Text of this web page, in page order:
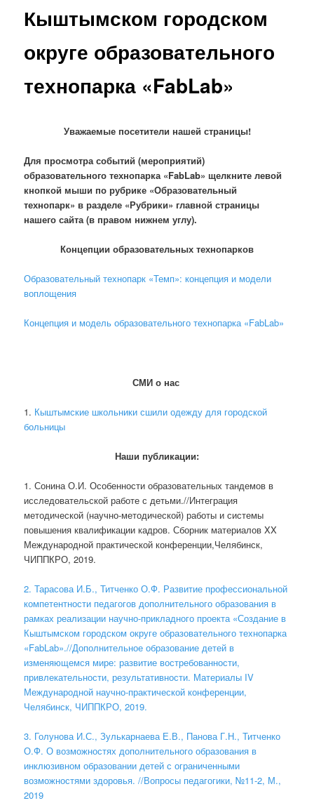
Кыштымском городском
округе образовательного
технопарка «FabLab»
Уважаемые посетители нашей страницы!
Для просмотра событий (мероприятий)
образовательного технопарка «FabLab» щелкните левой
кнопкой мыши по рубрике «Образовательный
технопарк» в разделе «Рубрики» главной страницы
нашего сайта (в правом нижнем углу).
Концепции образовательных технопарков
Образовательный технопарк «Темп»: концепция и модели
воплощения
Концепция и модель образовательного технопарка «FabLab»
СМИ о нас
1. Кыштымские школьники сшили одежду для городской
больницы
Наши публикации:
1. Сонина О.И. Особенности образовательных тандемов в
исследовательской работе с детьми.//Интеграция
методической (научно-методической) работы и системы
повышения квалификации кадров. Сборник материалов XX
Международной практической конференции,Челябинск,
ЧИППКРО, 2019.
2. Тарасова И.Б., Титченко О.Ф. Развитие профессиональной
компетентности педагогов дополнительного образования в
рамках реализации научно-прикладного проекта «Создание в
Кыштымском городском округе образовательного технопарка
«FabLab».//Дополнительное образование детей в
изменяющемся мире: развитие востребованности,
привлекательности, результативности. Материалы IV
Международной научно-практической конференции,
Челябинск, ЧИППКРО, 2019.
3. Голунова И.С., Зулькарнаева Е.В., Панова Г.Н., Титченко
О.Ф. О возможностях дополнительного образования в
инклюзивном образовании детей с ограниченными
возможностями здоровья. //Вопросы педагогики, №11-2, М.,
2019